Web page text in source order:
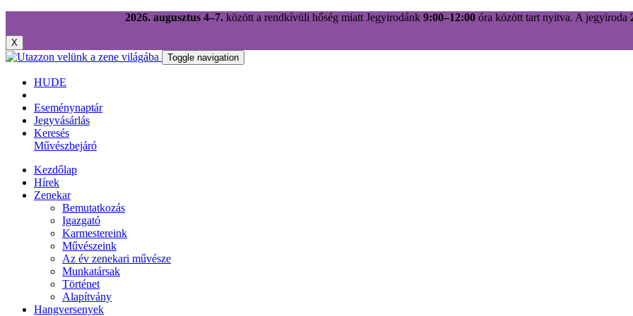
2026. augusztus 4–7.között a rendkívüli hőség miatt Jegyirodánk9:00–12:00óra között tart nyitva. A jegyiroda
X
Toggle navigation
HUDE
Eseménynaptár
Jegyvásárlás
Keresés
Művészbejáró
Kezdőlap
Hírek
Zenekar
Bemutatkozás
Igazgató
Karmestereink
Művészeink
Az év zenekari művésze
Munkatársak
Történet
Alapítvány
Hangversenyek